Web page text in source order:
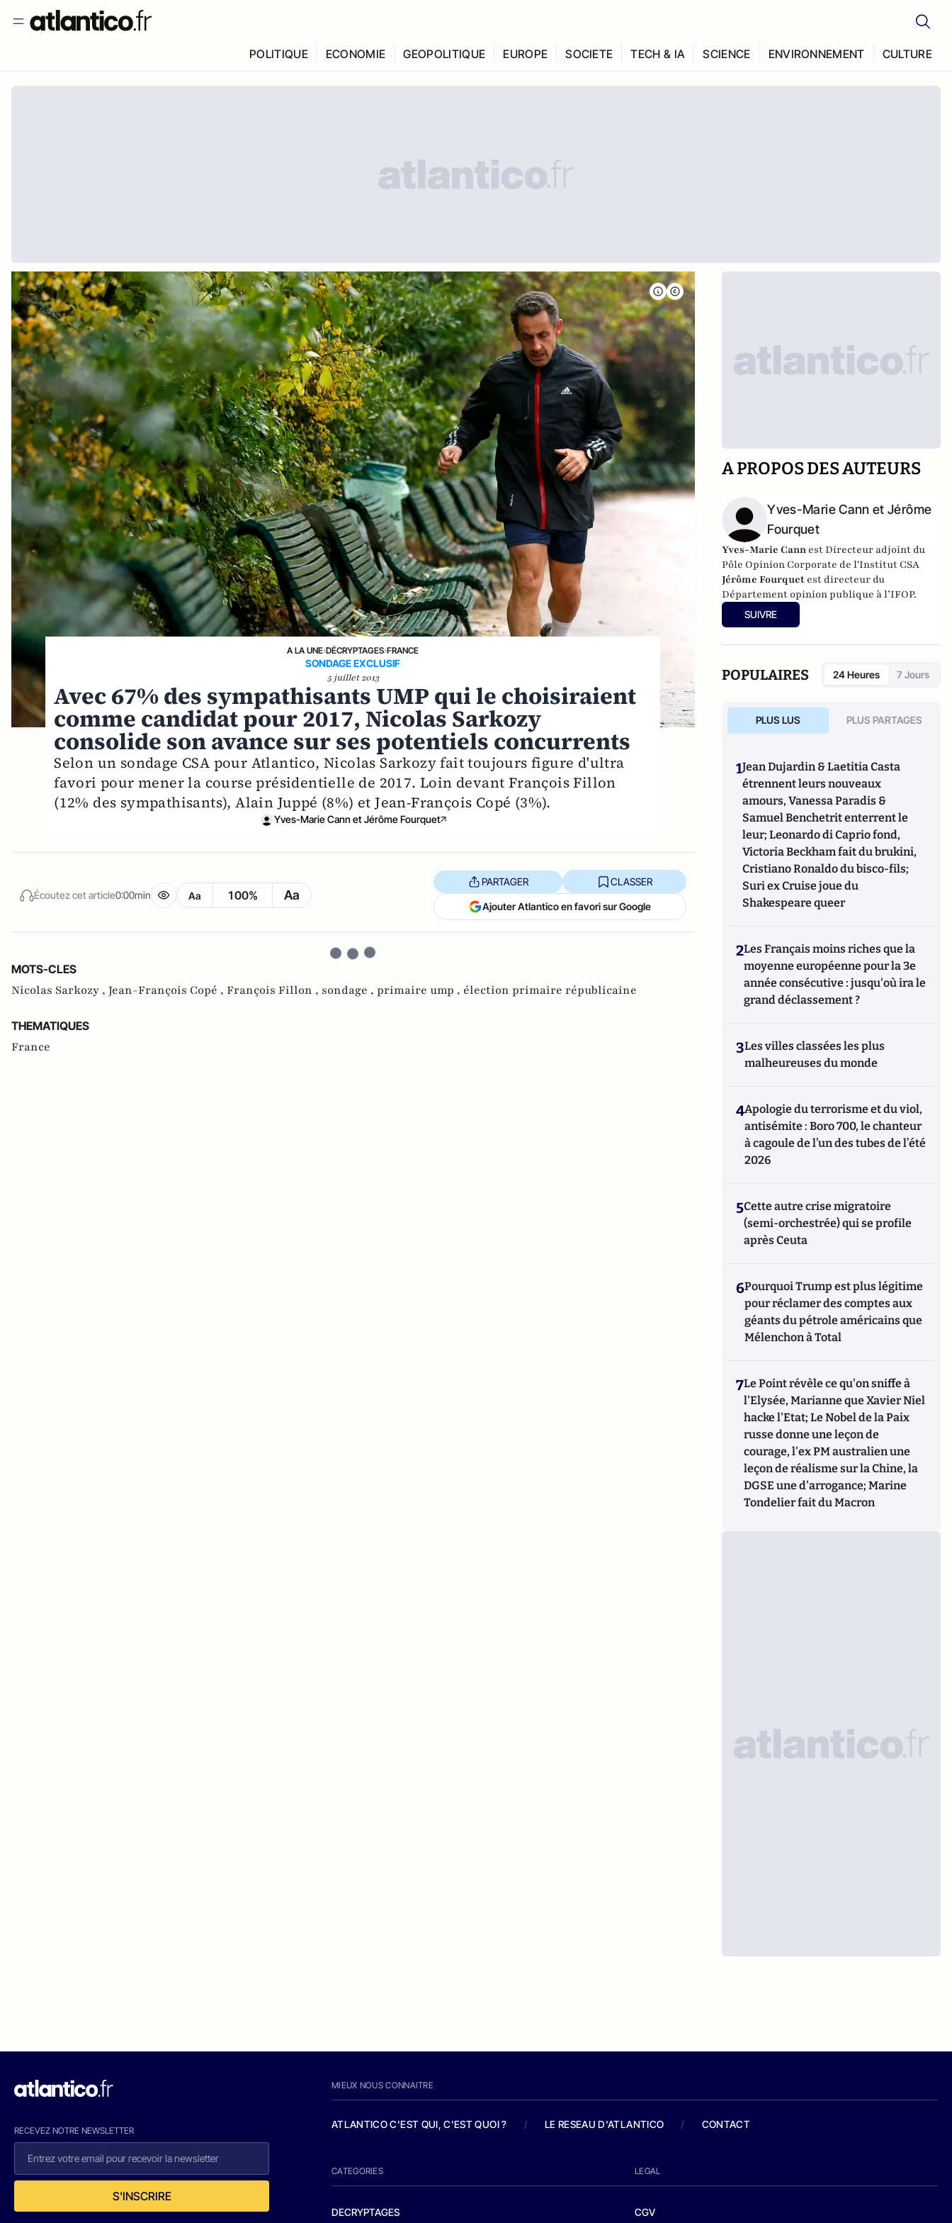
POLITIQUE ECONOMIE GEOPOLITIQUE EUROPE SOCIETE TECH & IA SCIENCE ENVIRONNEMENT CULTURE
A LA UNE›DÉCRYPTAGES›FRANCE
SONDAGE EXCLUSIF
5 juillet 2013
Avec 67% des sympathisants UMP qui le choisiraient
comme candidat pour 2017, Nicolas Sarkozy
consolide son avance sur ses potentiels concurrents
Selon un sondage CSA pour Atlantico, Nicolas Sarkozy fait toujours figure d'ultra
favori pour mener la course présidentielle de 2017. Loin devant François Fillon
(12% des sympathisants), Alain Juppé (8%) et Jean-François Copé (3%).
Yves-Marie Cann et Jérôme Fourquet
Écoutez cet article0:00min Aa 100% Aa
PARTAGER CLASSER
Ajouter Atlantico en favori sur Google
MOTS-CLES
Nicolas Sarkozy , Jean-François Copé , François Fillon , sondage , primaire ump , élection primaire républicaine
THEMATIQUES
France
A PROPOS DES AUTEURS
Yves-Marie Cann et Jérôme
Fourquet
Yves-Marie Cann est Directeur adjoint du
Pôle Opinion Corporate de l'Institut CSA
Jérôme Fourquet est directeur du
Département opinion publique à l’IFOP.
SUIVRE
POPULAIRES 24 Heures 7 Jours
PLUS LUS PLUS PARTAGES
1Jean Dujardin & Laetitia Casta
étrennent leurs nouveaux
amours, Vanessa Paradis &
Samuel Benchetrit enterrent le
leur; Leonardo di Caprio fond,
Victoria Beckham fait du brukini,
Cristiano Ronaldo du bisco-fils;
Suri ex Cruise joue du
Shakespeare queer
2Les Français moins riches que la
moyenne européenne pour la 3e
année consécutive : jusqu'où ira le
grand déclassement ?
3Les villes classées les plus
malheureuses du monde
4Apologie du terrorisme et du viol,
antisémite : Boro 700, le chanteur
à cagoule de l’un des tubes de l’été
2026
5Cette autre crise migratoire
(semi-orchestrée) qui se profile
après Ceuta
6Pourquoi Trump est plus légitime
pour réclamer des comptes aux
géants du pétrole américains que
Mélenchon à Total
7Le Point révèle ce qu'on sniffe à
l'Elysée, Marianne que Xavier Niel
hacke l'Etat; Le Nobel de la Paix
russe donne une leçon de
courage, l'ex PM australien une
leçon de réalisme sur la Chine, la
DGSE une d'arrogance; Marine
Tondelier fait du Macron
RECEVEZ NOTRE NEWSLETTER
S'INSCRIRE
MIEUX NOUS CONNAITRE
ATLANTICO C'EST QUI, C'EST QUOI ? / LE RESEAU D'ATLANTICO / CONTACT
CATEGORIES
DECRYPTAGES
LEGAL
CGV